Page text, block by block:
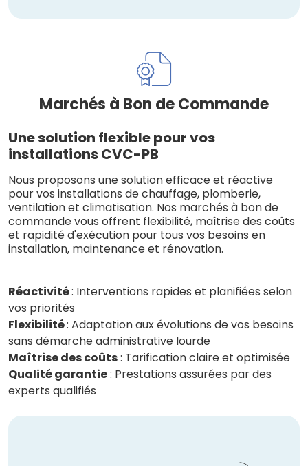
Marchés à Bon de Commande
Une solution flexible pour vos
installations CVC-PB
Nous proposons une solution efficace et réactive
pour vos installations de chauffage, plomberie,
ventilation et climatisation. Nos marchés à bon de
commande vous offrent flexibilité, maîtrise des coûts
et rapidité d'exécution pour tous vos besoins en
installation, maintenance et rénovation.
Réactivité: Interventions rapides et planifiées selon
vos priorités
Flexibilité: Adaptation aux évolutions de vos besoins
sans démarche administrative lourde
Maîtrise des coûts: Tarification claire et optimisée
Qualité garantie: Prestations assurées par des
experts qualifiés